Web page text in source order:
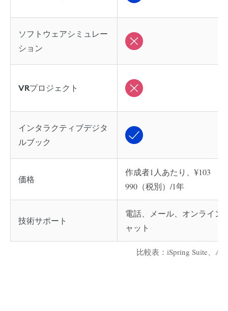
比較表：iSpring Suite、
ソフトウェアシミュレー
ション
VRプロジェクト
インタラクティブデジタ
ルブック
価格
作成者1人あたり、¥103
990（税別）/1年
技術サポート
電話、メール、オンライン
ャット